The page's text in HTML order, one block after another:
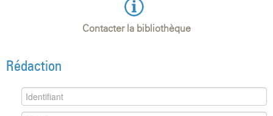
Contacter la bibliothèque
Rédaction